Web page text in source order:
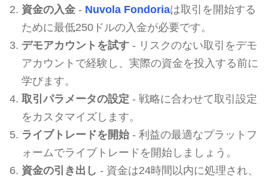
資金の入金- Nuvola Fondoriaは取引を開始する
ために最低250ドルの入金が必要です。
デモアカウントを試す- リスクのない取引をデモ
アカウントで経験し、実際の資金を投入する前に
学びます。
取引パラメータの設定 - 戦略に合わせて取引設定
をカスタマイズします。
ライブトレードを開始- 利益の最適なプラットフ
ォームでライブトレードを開始しましょう。
資金の引き出し - 資金は24時間以内に処理され、